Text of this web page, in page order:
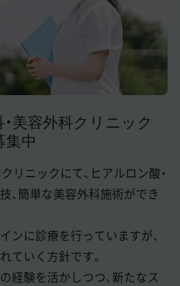
ビュー
ち記事
他問い合わせ
美容外科クリニック
中
リニックにて、ヒアルロン酸・
、簡単な美容外科施術ができ
ンに診療を行っていますが、
ていく方針です。
経験を活かしつつ、新たなス